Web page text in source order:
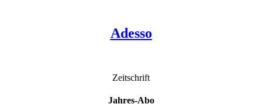
Adesso
Zeitschrift
Jahres-Abo